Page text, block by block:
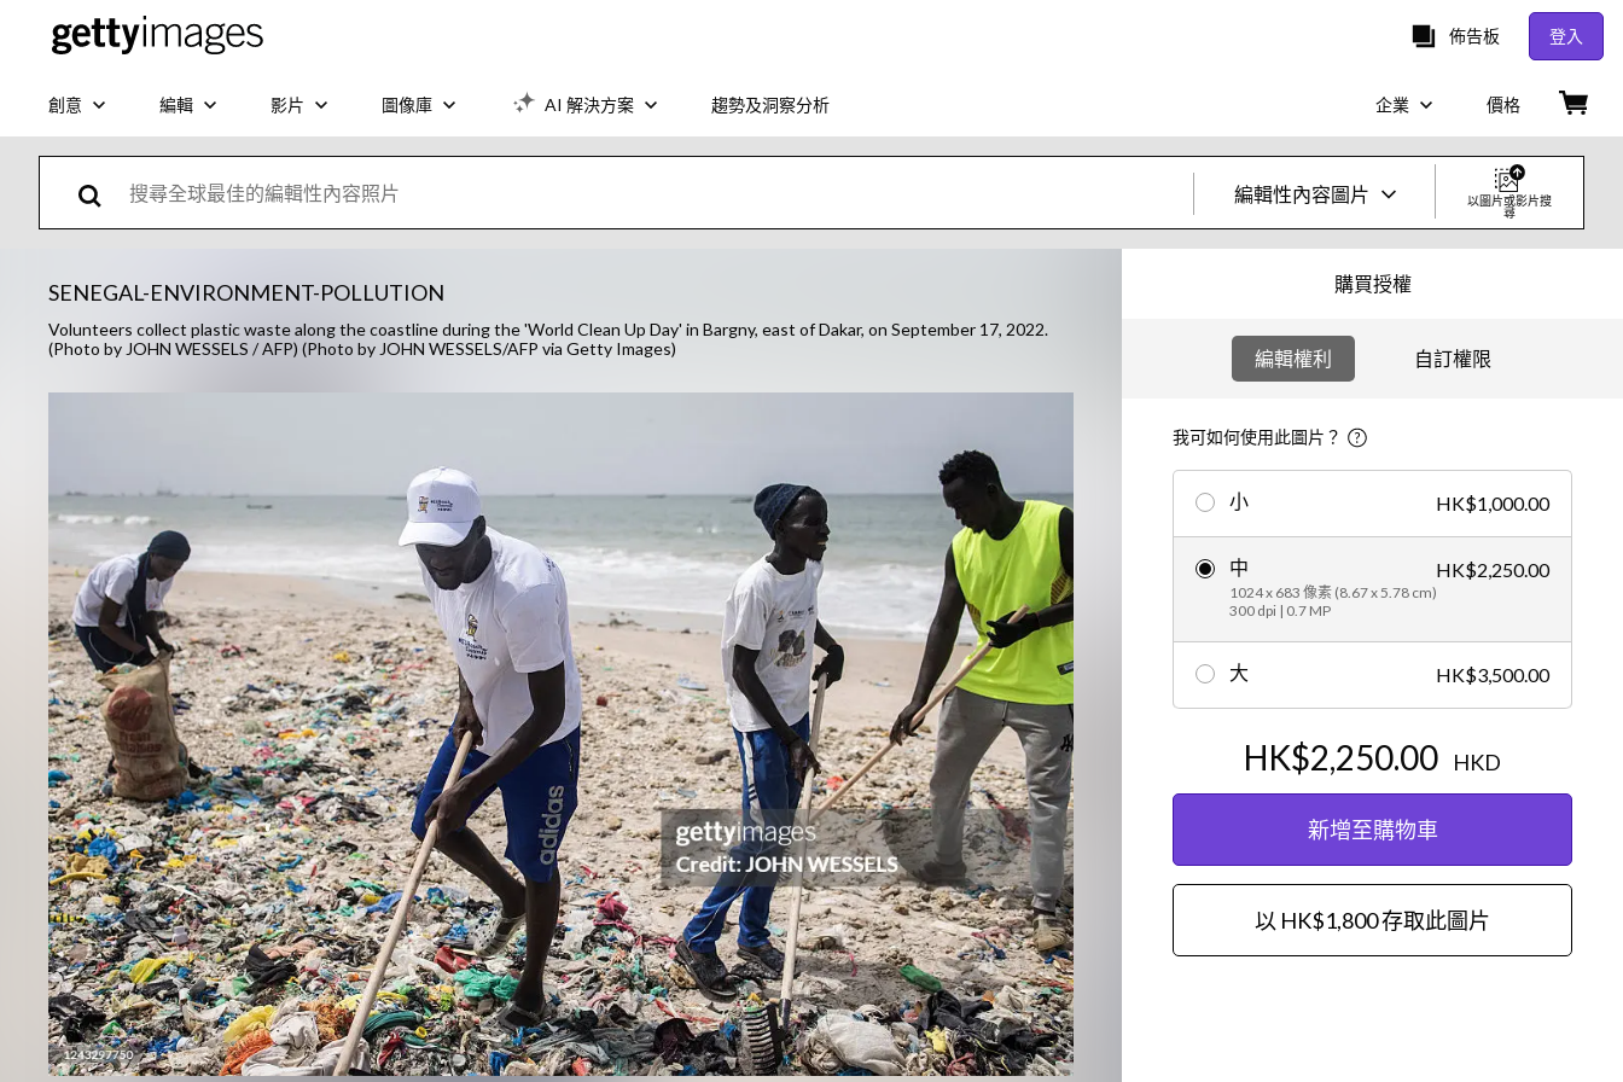
佈告板 登入
創意 編輯 影片 圖像庫 AI 解決方案 趨勢及洞察分析 企業 價格
編輯性內容圖片
創意照片及影片
圖片
創意
創意
以圖片或影片搜
尋
SENEGAL-ENVIRONMENT-POLLUTION
Volunteers collect plastic waste along the coastline during the 'World Clean Up Day' in Bargny, east of Dakar, on September 17, 2022.
(Photo by JOHN WESSELS / AFP) (Photo by JOHN WESSELS/AFP via Getty Images)
購買授權
編輯權利 自訂權限
我可如何使用此圖片？
小 HK$1,000.00
中
1024 x 683 像素 (8.67 x 5.78 cm)
300 dpi | 0.7 MP
HK$2,250.00
大 HK$3,500.00
HK$2,250.00 HKD
新增至購物車
以 HK$1,800 存取此圖片